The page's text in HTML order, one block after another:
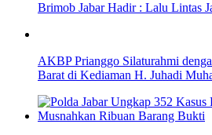
Brimob Jabar Hadir : Lalu Lintas
AKBP Prianggo Silaturahmi
Barat di Kediaman H. Juhadi